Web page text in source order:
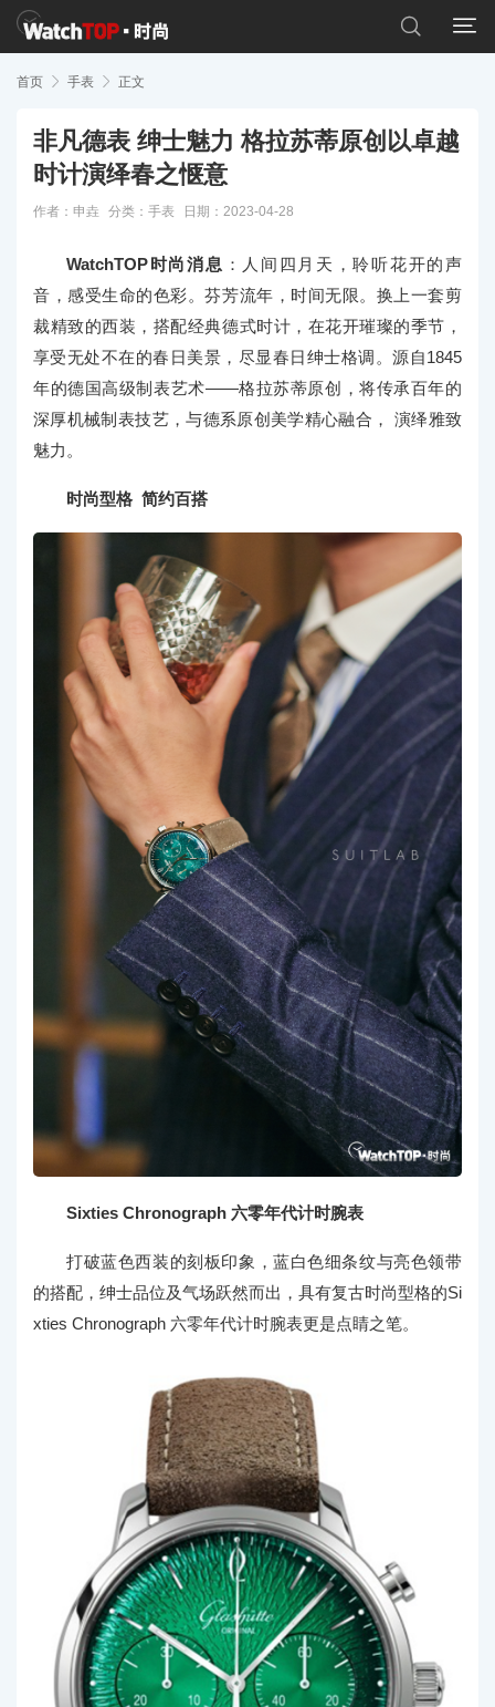


首页  手表  正文
非凡德表 绅士魅力 格拉苏蒂原创以卓越
时计演绎春之惬意
作者：申垚 分类： 手表 日期：2023-04-28
WatchTOP时尚消息 ：人间四月天，聆听花开的声
音，感受生命的色彩。芬芳流年，时间无限。换上一套剪
裁精致的西装，搭配经典德式时计，在花开璀璨的季节，
享受无处不在的春日美景，尽显春日绅士格调。源自1845
年的德国高级制表艺术——格拉苏蒂原创，将传承百年的
深厚机械制表技艺，与德系原创美学精心融合， 演绎雅致
魅力。
时尚型格 简约百搭
Sixties Chronograph 六零年代计时腕表
打破蓝色西装的刻板印象，蓝白色细条纹与亮色领带
的搭配，绅士品位及气场跃然而出，具有复古时尚型格的Si
xties Chronograph 六零年代计时腕表更是点睛之笔。